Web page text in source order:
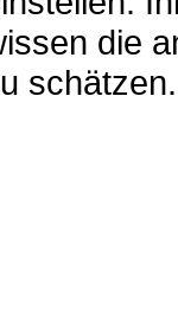
die
schätzen.